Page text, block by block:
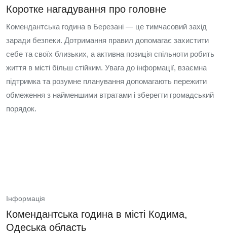
Коротке нагадування про головне
Комендантська година в Березані — це тимчасовий захід
заради безпеки. Дотримання правил допомагає захистити
себе та своїх близьких, а активна позиція спільноти робить
життя в місті більш стійким. Увага до інформації, взаємна
підтримка та розумне планування допомагають пережити
обмеження з найменшими втратами і зберегти громадський
порядок.
Інформація
Комендантська година в місті Кодима,
Одеська область